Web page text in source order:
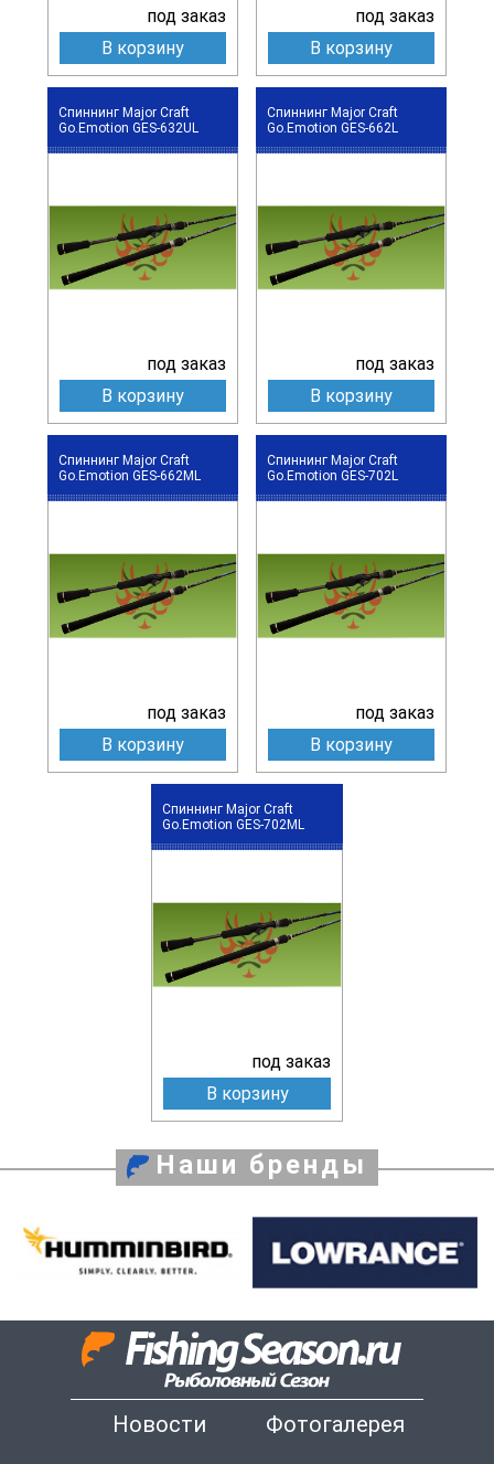
под заказ
В корзину
под заказ
В корзину
Спиннинг Major Craft
Go.Emotion GES-632UL
под заказ
В корзину
Спиннинг Major Craft
Go.Emotion GES-662L
под заказ
В корзину
Спиннинг Major Craft
Go.Emotion GES-662ML
под заказ
В корзину
Спиннинг Major Craft
Go.Emotion GES-702L
под заказ
В корзину
Спиннинг Major Craft
Go.Emotion GES-702ML
под заказ
В корзину
Наши бренды
Новости
Фотогалерея